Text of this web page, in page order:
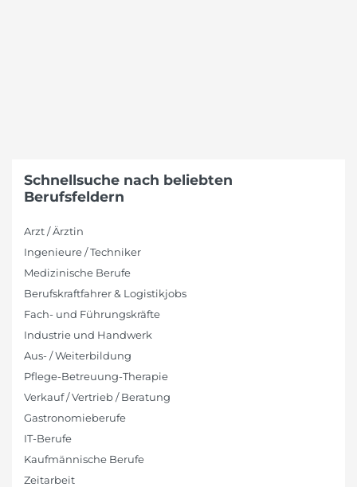
Schnellsuche nach beliebten
Berufsfeldern
Arzt / Ärztin
Ingenieure / Techniker
Medizinische Berufe
Berufskraftfahrer & Logistikjobs
Fach- und Führungskräfte
Industrie und Handwerk
Aus- / Weiterbildung
Pflege-Betreuung-Therapie
Verkauf / Vertrieb / Beratung
Gastronomieberufe
IT-Berufe
Kaufmännische Berufe
Zeitarbeit